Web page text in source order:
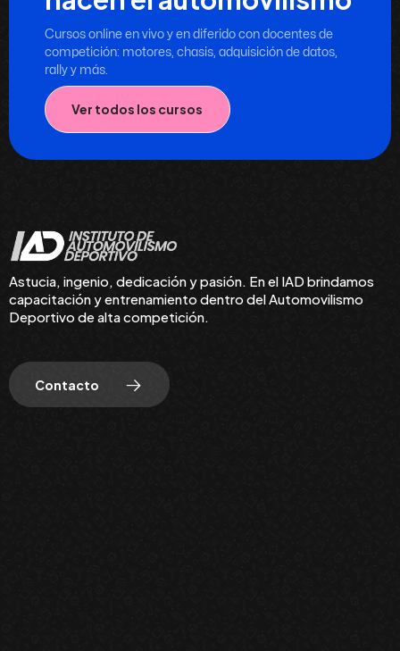
Cursos online en vivo y en diferido con docentes de
competición: motores, chasis, adquisición de datos,
rally y más.
Ver todos los cursos
Astucia, ingenio, dedicación y pasión. En el IAD brindamos
capacitación y entrenamiento dentro del Automovilismo
Deportivo de alta competición.
Contacto